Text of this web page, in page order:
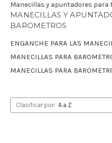
Manecillas y apuntadores para
MANECILLAS Y
BAROMETROS
ENGANCHE PARA LAS
MANECILLAS PARA
MANECILLAS PARA
Clasificar por: